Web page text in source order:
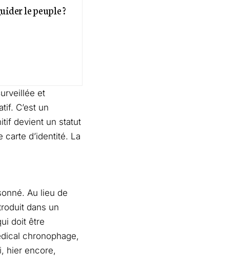
le peuple ?
et
C’est un
devient un statut
d’identité. La
Au lieu de
dans un
doit être
chronophage,
hier encore,